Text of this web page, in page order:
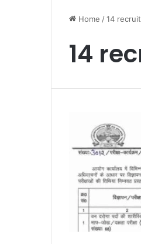
Home /14
14